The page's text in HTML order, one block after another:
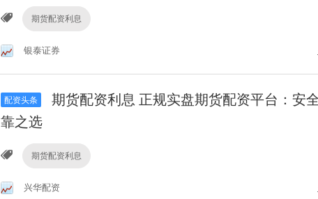
期货配资利息
银泰证券
配资头条
期货配资利息 正规实盘期货配资平台：安
靠之选
期货配资利息
兴华配资